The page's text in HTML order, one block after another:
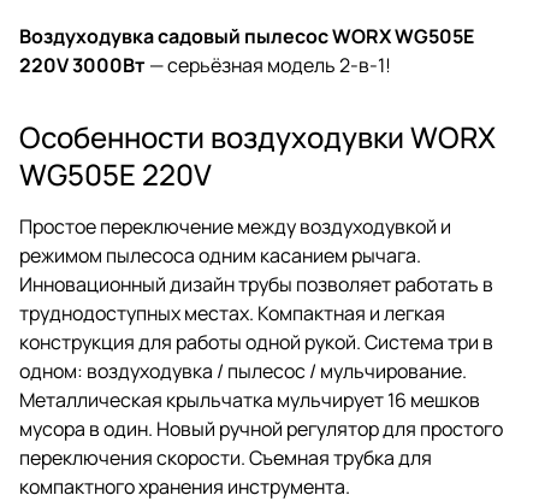
Воздуходувка садовый пылесос WORX WG505E
220V 3000Вт— серьёзная модель 2-в-1!
Особенности воздуходувки WORX
WG505E 220V
Простое переключение между воздуходувкой и
режимом пылесоса одним касанием рычага.
Инновационный дизайн трубы позволяет работать в
труднодоступных местах. Компактная и легкая
конструкция для работы одной рукой. Система три в
одном: воздуходувка / пылесос / мульчирование.
Металлическая крыльчатка мульчирует 16 мешков
мусора в один. Новый ручной регулятор для простого
переключения скорости. Съемная трубка для
компактного хранения инструмента.